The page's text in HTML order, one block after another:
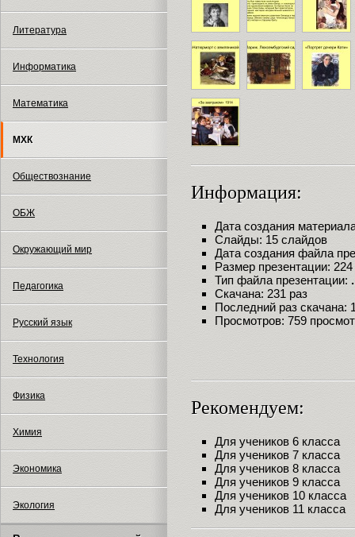
Литература
Информатика
Математика
МХК
Обществознание
ОБЖ
Окружающий мир
Педагогика
Русский язык
Технология
Физика
Химия
Экономика
Экология
Информация:
Дата создания
Слайды: 15 слайдов
Дата создания файла
Размер презентации:
Тип файла презентации:
Скачана: 231 раз
Последний раз скачана:
Просмотров: 759
Рекомендуем:
Для учеников 6 класса
Для учеников 7 класса
Для учеников 8 класса
Для учеников 9 класса
Для учеников 10 класса
Для учеников 11 класса